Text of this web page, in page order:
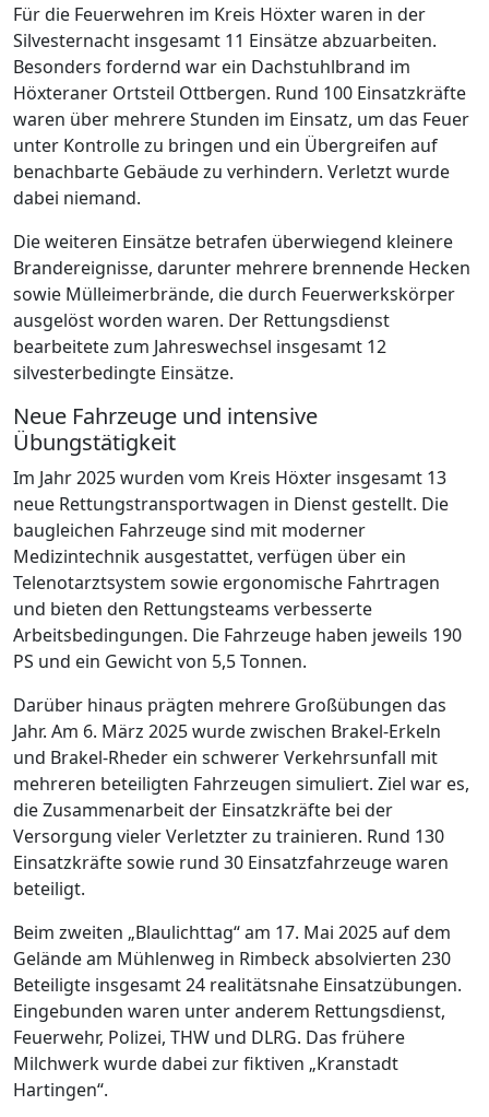
Für die Feuerwehren im Kreis Höxter waren in der
Silvesternacht insgesamt 11 Einsätze abzuarbeiten.
Besonders fordernd war ein Dachstuhlbrand im
Höxteraner Ortsteil Ottbergen. Rund 100 Einsatzkräfte
waren über mehrere Stunden im Einsatz, um das Feuer
unter Kontrolle zu bringen und ein Übergreifen auf
benachbarte Gebäude zu verhindern. Verletzt wurde
dabei niemand.
Die weiteren Einsätze betrafen überwiegend kleinere
Brandereignisse, darunter mehrere brennende Hecken
sowie Mülleimerbrände, die durch Feuerwerkskörper
ausgelöst worden waren. Der Rettungsdienst
bearbeitete zum Jahreswechsel insgesamt 12
silvesterbedingte Einsätze.
Neue Fahrzeuge und intensive
Übungstätigkeit
Im Jahr 2025 wurden vom Kreis Höxter insgesamt 13
neue Rettungstransportwagen in Dienst gestellt. Die
baugleichen Fahrzeuge sind mit moderner
Medizintechnik ausgestattet, verfügen über ein
Telenotarztsystem sowie ergonomische Fahrtragen
und bieten den Rettungsteams verbesserte
Arbeitsbedingungen. Die Fahrzeuge haben jeweils 190
PS und ein Gewicht von 5,5 Tonnen.
Darüber hinaus prägten mehrere Großübungen das
Jahr. Am 6. März 2025 wurde zwischen Brakel-Erkeln
und Brakel-Rheder ein schwerer Verkehrsunfall mit
mehreren beteiligten Fahrzeugen simuliert. Ziel war es,
die Zusammenarbeit der Einsatzkräfte bei der
Versorgung vieler Verletzter zu trainieren. Rund 130
Einsatzkräfte sowie rund 30 Einsatzfahrzeuge waren
beteiligt.
Beim zweiten „Blaulichttag“ am 17. Mai 2025 auf dem
Gelände am Mühlenweg in Rimbeck absolvierten 230
Beteiligte insgesamt 24 realitätsnahe Einsatzübungen.
Eingebunden waren unter anderem Rettungsdienst,
Feuerwehr, Polizei, THW und DLRG. Das frühere
Milchwerk wurde dabei zur fiktiven „Kranstadt
Hartingen“.